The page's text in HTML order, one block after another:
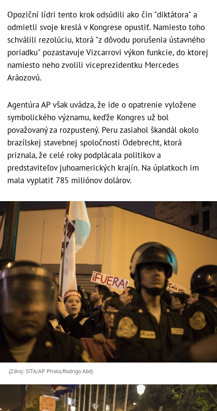
Opoziční lídri tento krok odsúdili ako čin "diktátora" a
odmietli svoje kreslá v Kongrese opustiť. Namiesto toho
schválili rezolúciu, ktorá "z dôvodu porušenia ústavného
poriadku" pozastavuje Vizcarrovi výkon funkcie, do ktorej
namiesto neho zvolili viceprezidentku Mercedes
Aráozovú.
Agentúra AP však uvádza, že ide o opatrenie vyložene
symbolického významu, keďže Kongres už bol
považovaný za rozpustený. Peru zasiahol škandál okolo
brazílskej stavebnej spoločnosti Odebrecht, ktorá
priznala, že celé roky podplácala politikov a
predstaviteľov juhoamerických krajín. Na úplatkoch im
mala vyplatiť 785 miliónov dolárov.
(Zdroj: SITA/AP Photo/Rodrigo Abd)